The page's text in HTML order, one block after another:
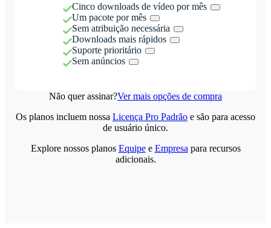
Cinco downloads de vídeo por mês
Um pacote por mês
Sem atribuição necessária
Downloads mais rápidos
Suporte prioritário
Sem anúncios
Não quer assinar?Ver mais opções de compra
Os planos incluem nossa Licença Pro Padrão e são para acesso
de usuário único.
Explore nossos planos Equipee Empresa para recursos
adicionais.